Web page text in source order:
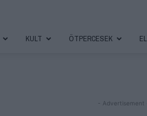
KULT ÖTPERCESEK
- Advertisement -